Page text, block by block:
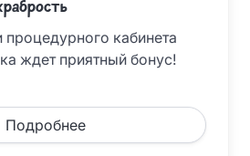
кабинета
ждет приятный бонус!
Подробнее